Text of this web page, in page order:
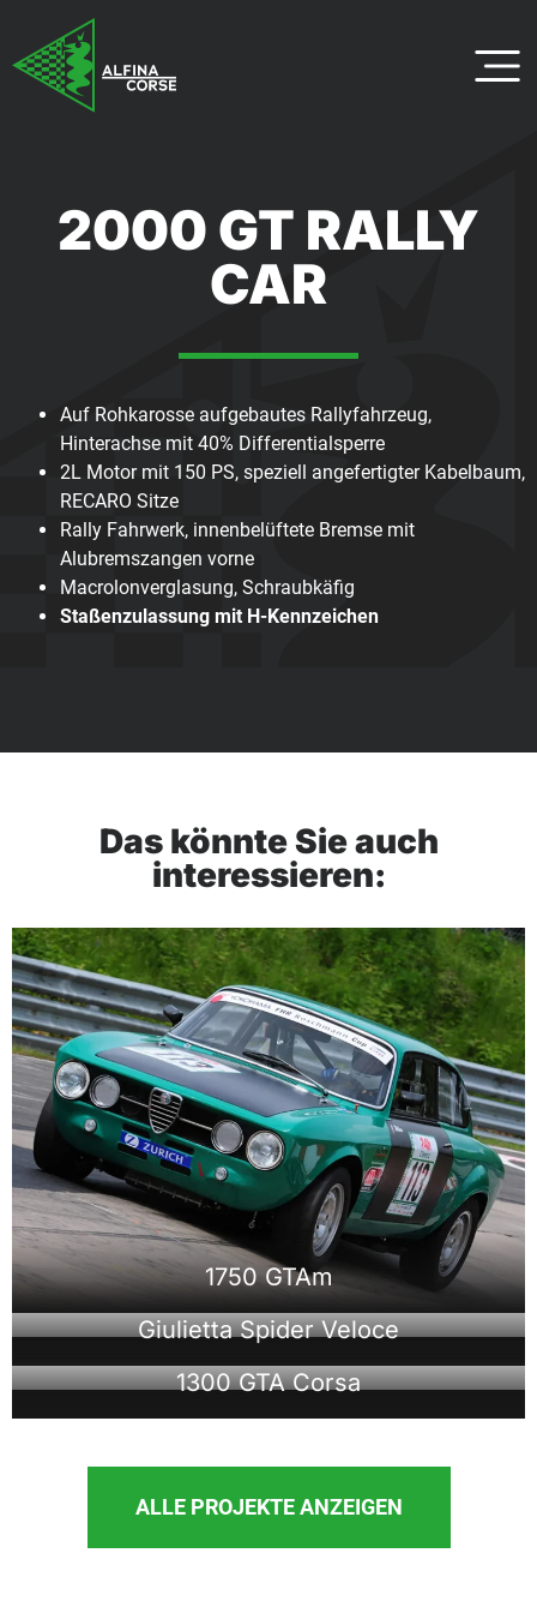
2000 GT RALLY
CAR
Auf Rohkarosse aufgebautes Rallyfahrzeug,
Hinterachse mit 40% Differentialsperre
2L Motor mit 150 PS, speziell angefertigter Kabelbaum,
RECARO Sitze
Rally Fahrwerk, innenbelüftete Bremse mit
Alubremszangen vorne
Macrolonverglasung, Schraubkäfig
Staßenzulassung mit H-Kennzeichen
Das könnte Sie auch
interessieren:
1750 GTAm
Giulietta Spider Veloce
1300 GTA Corsa
ALLE PROJEKTE ANZEIGEN